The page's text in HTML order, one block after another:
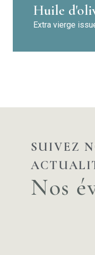
Huile
Extra vierge
SUIVEZ
Nos